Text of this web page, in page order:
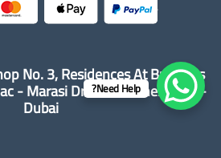
No. 3, Residences At Business
- Marasi Drive - Business Bay -
Dubai
Need Help?